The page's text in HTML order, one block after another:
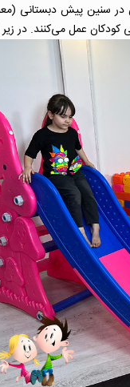
عمل می‌کنند. در